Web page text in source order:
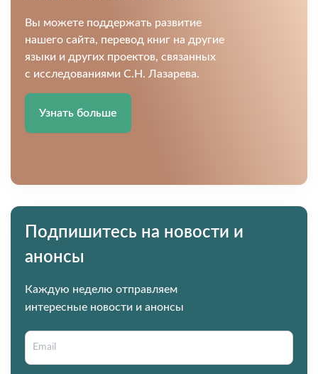
Вы можете поддержать развитие
нашего сайта, перевод книг на другие
языки и других проектов, связанных
с исследованиями С.Н. Лазарева.
Узнать больше
Подпишитесь на новости и
анонсы
Каждую неделю отправляем
интересные новости и анонсы